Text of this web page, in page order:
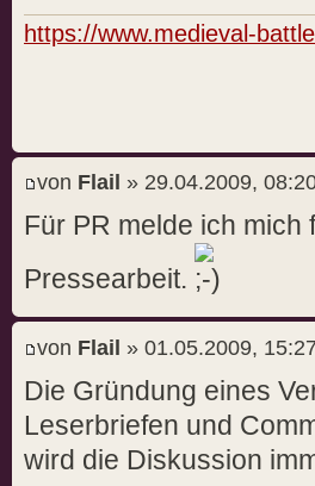
https://www.medieval-
von Flail » 29.04.2009,
Für PR melde ich
Pressearbeit.
von Flail » 01.05.2009, 15:27
Die Gründung eines
Leserbriefen und
wird die Diskussion